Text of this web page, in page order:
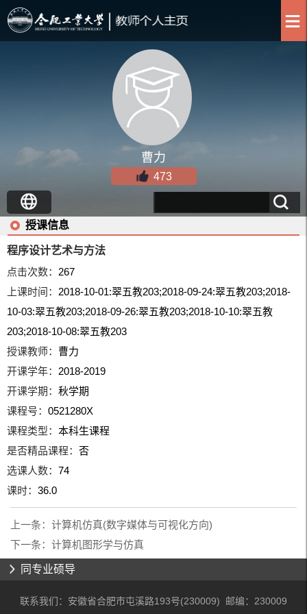
曹力
473
授课信息
程序设计艺术与方法
点击次数： 267
上课时间： 2018-10-01:翠五教203;2018-09-24:翠五教203;2018-
10-03:翠五教203;2018-09-26:翠五教203;2018-10-10:翠五教
203;2018-10-08:翠五教203
授课教师： 曹力
开课学年： 2018-2019
开课学期：秋学期
课程号：0521280X
课程类型：本科生课程
是否精品课程：否
选课人数：74
课时：36.0
上一条： 计算机仿真(数字媒体与可视化方向)
下一条： 计算机图形学与仿真
同专业硕导
联系我们：安徽省合肥市屯溪路193号(230009) 邮编：230009